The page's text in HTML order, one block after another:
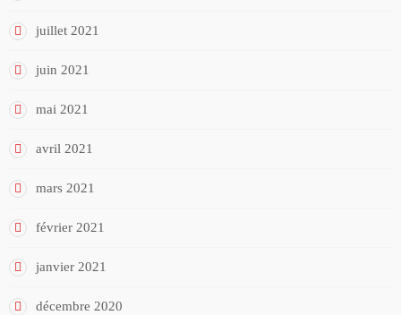
juillet 2021
juin 2021
mai 2021
avril 2021
mars 2021
février 2021
janvier 2021
décembre 2020